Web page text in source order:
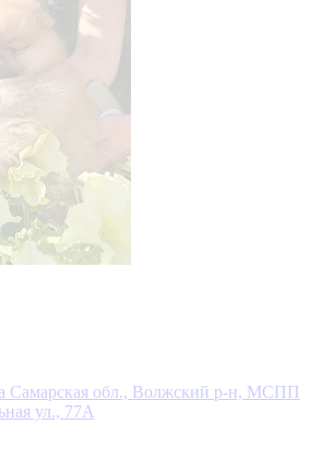
Самарская обл., Волжский р-н, МСПП
ул., 77А